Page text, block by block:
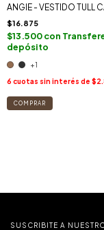
ANGIE - VESTIDO TULL
$16.875
$13.500con
depósito
+1
6 cuotas sin interés de
COMPRAR
SUSCRIBITE A